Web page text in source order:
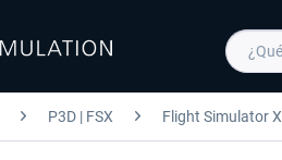
P3D | FSX Flight Simulator X